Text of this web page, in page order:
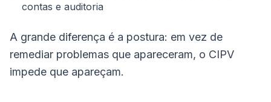
contas e auditoria
A grande diferença é a postura: em vez de
remediar problemas que apareceram, o CIPV
impede que apareçam.